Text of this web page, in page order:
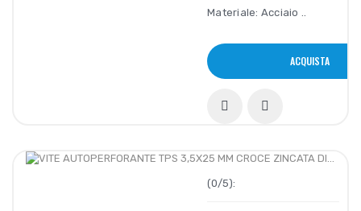
Materiale: Acciaio ..
ACQUISTA
(0/5):